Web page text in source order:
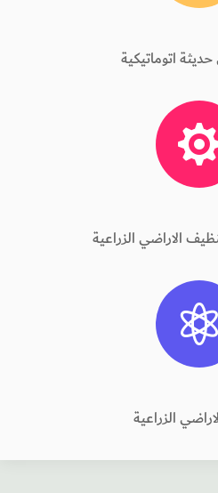
اتوماتيكية
الاراضي الزراعية

الزراعية